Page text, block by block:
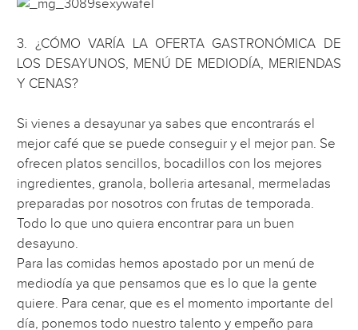
3. ¿CÓMO VARÍA LA OFERTA GASTRONÓMICA DE
LOS DESAYUNOS, MENÚ DE MEDIODÍA, MERIENDAS
Y CENAS?
Si vienes a desayunar ya sabes que encontrarás el
mejor café que se puede conseguir y el mejor pan. Se
ofrecen platos sencillos, bocadillos con los mejores
ingredientes, granola, bolleria artesanal, mermeladas
preparadas por nosotros con frutas de temporada.
Todo lo que uno quiera encontrar para un buen
desayuno.
Para las comidas hemos apostado por un menú de
mediodía ya que pensamos que es lo que la gente
quiere. Para cenar, que es el momento importante del
día, ponemos todo nuestro talento y empeño para